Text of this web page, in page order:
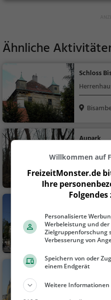
Ähnliche
Schloss
Aupark
Park in
ste...
Rathaus
Adelssitz
Willkommen auf
FreizeitMonster.de
Ihre
Personalisierte
Werbeleistung und
Zielgruppenforschung
Verbesserung von
Speichern von oder
einem Endgerät
Weitere Informationen